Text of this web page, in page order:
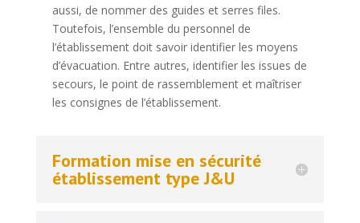
aussi, de nommer des guides et serres files.
Toutefois, l’ensemble du personnel de
l’établissement doit savoir identifier les moyens
d’évacuation. Entre autres, identifier les issues de
secours, le point de rassemblement et maîtriser
les consignes de l’établissement.
Formation mise en sécurité
établissement type J&U